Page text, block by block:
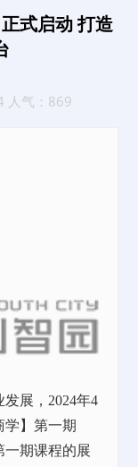
式启动 打造
人气：869
展，2024年4
学】第一期
一期课程的展